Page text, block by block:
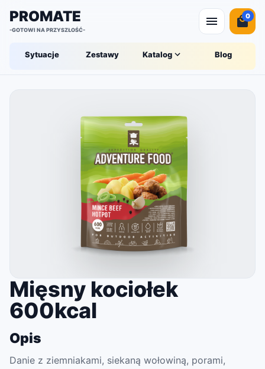
PROMATE
-GOTOWI NA PRZYSZŁOŚĆ-
0
Sytuacje Zestawy Katalog Blog
Mięsny kociołek
600kcal
Opis
Danie z ziemniakami, siekaną wołowiną, porami,